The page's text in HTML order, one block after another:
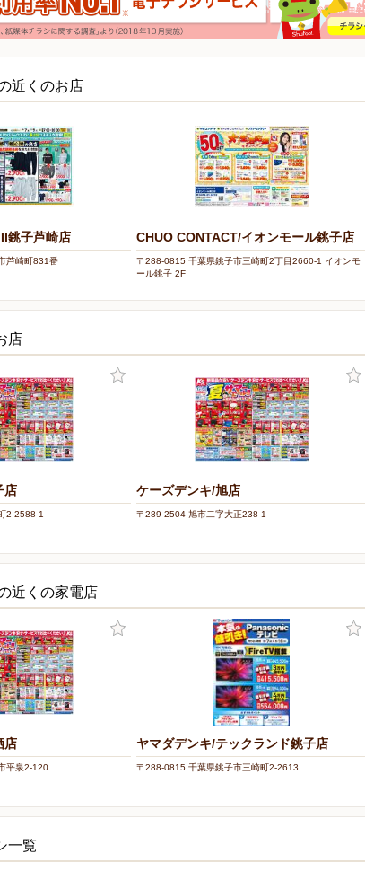
近くのお店
銚子芦崎店
芦崎町831番
CHUO CONTACT/イオンモール銚子店
〒288-0815 千葉県銚子市三崎町2丁目2660-1 イオンモ
ール銚子 2F
店
店
2-2588-1
ケーズデンキ/旭店
〒289-2504 旭市二字大正238-1
近くの家電店
店
平泉2-120
ヤマダデンキ/テックランド銚子店
〒288-0815 千葉県銚子市三崎町2-2613
一覧